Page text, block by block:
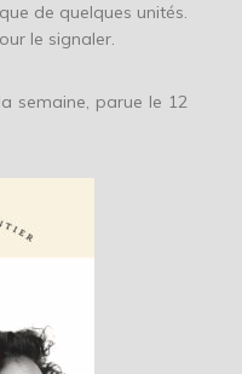
de quelques unités.
le signaler.
semaine, parue le 12